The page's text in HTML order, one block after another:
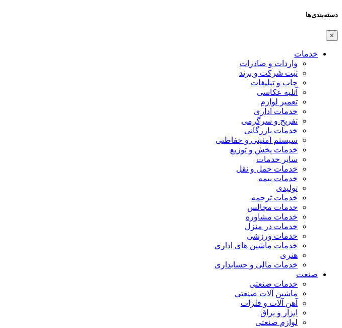
دسته‌بندی‌ها
×
خدمات
واردات و صادرات
ثبت شرکت و برند
چاپ و تبلیغات
آتلیه عکاسی
تعمیر لوازم
خدمات اداری
تفریح و سرگرمی
خدمات بازرگانی
سیستم امنیتی و حفاظتی
خدمات پخش و توزیع
سایر خدمات
خدمات حمل و نقل
خدمات بیمه
تولیدی
خدمات ترجمه
خدمات مجالس
خدمات مشاوره
خدمات در منزل
خدمات ورزشی
خدمات ماشین های اداری
هنری
خدمات مالی و حسابداری
صنعت
خدمات صنعتی
ماشین آلات صنعتی
آهن آلات و فلزات
ابزار و یراق
لوازم صنعتی